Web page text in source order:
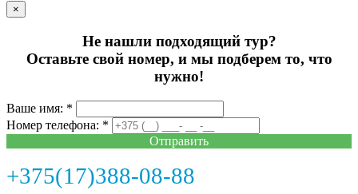
×
Не нашли подходящий тур?
Оставьте свой номер, и мы подберем то, что
нужно!
Ваше имя: *
Номер телефона: *
Отправить
+375(17)388-08-88